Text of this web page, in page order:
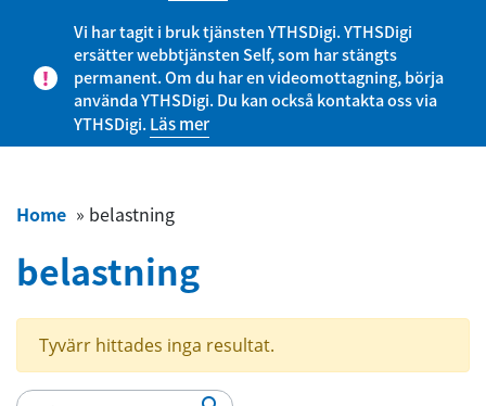
Vi har tagit i bruk tjänsten YTHSDigi. YTHSDigi
ersätter webbtjänsten Self, som har stängts
permanent. Om du har en videomottagning, börja
använda YTHSDigi. Du kan också kontakta oss via
YTHSDigi.Läs mer
Home » belastning
belastning
Tyvärr hittades inga resultat.